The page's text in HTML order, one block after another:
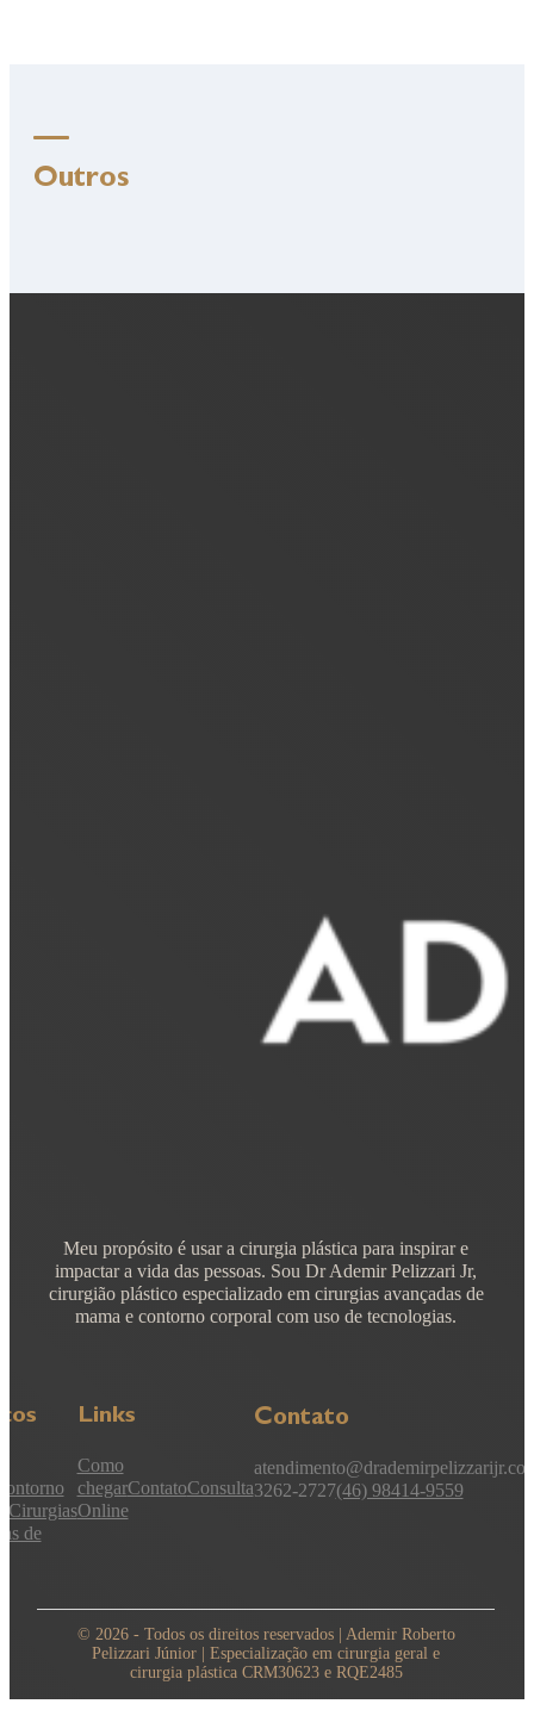
Outros
Meu propósito é usar a cirurgia plástica para inspirar e
impactar a vida das pessoas. Sou Dr Ademir Pelizzari Jr,
cirurgião plástico especializado em cirurgias avançadas de
mama e contorno corporal com uso de tecnologias.
Cirurgias
de
Links
Como
chegarContatoConsulta
Online
Contato
3262-2727(46) 98414-9559
© 2026 - Todos os direitos reservados | Ademir Roberto
Pelizzari Júnior | Especialização em cirurgia geral e
cirurgia plástica CRM30623 e RQE2485